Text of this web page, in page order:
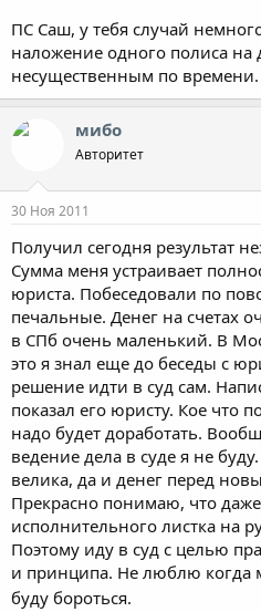
ПС Саш, у тебя случай
наложение одного полиса на
несущественным по времени.
мибо
Авторитет
30 Ноя 2011
Получил сегодня результат
Сумма меня устраивает
юриста. Побеседовали по
печальные. Денег на счетах
в СПб очень маленький. В
это я знал еще до беседы с
решение идти в суд сам.
показал его юристу. Кое что
надо будет доработать.
ведение дела в суде я не
велика, да и денег перед
Прекрасно понимаю, что
исполнительного листка на
Поэтому иду в суд с целью
и принципа. Не люблю когда
буду бороться.